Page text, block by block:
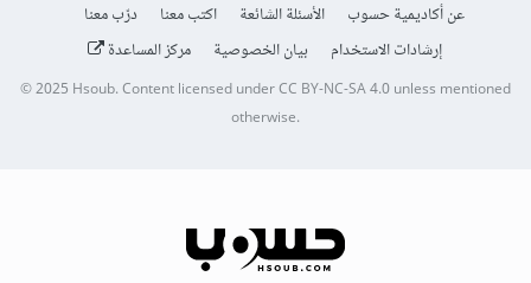
عن أكاديمية حسوب الأسئلة الشائعة اكتب معنا
درّب معنا
إرشادات الاستخدام
بيان الخصوصية مركز المساعدة
© 2025Hsoub.Content licensed underCC BY-NC-SA 4.0unless mentioned
otherwise.